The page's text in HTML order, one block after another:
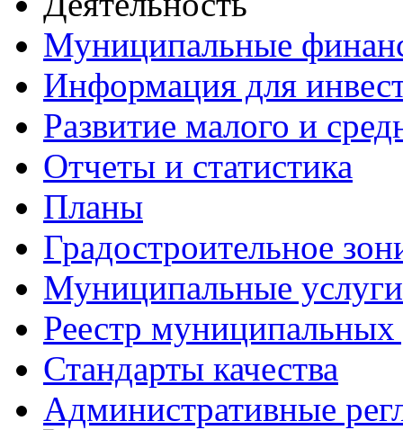
Муниципальные
Информация для
Развитие малого и
Отчеты и статистика
Планы
Градостроительное
Муниципальные услуги
Реестр муниципальных
Стандарты качества
Административные